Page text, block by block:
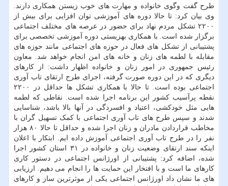
طرح گفت وگوی خانواده و مهارت های خوب زیستن همکاری دارند.
وی بیان کرد: تا حالا دوره های آموزشی توان افزایی برای بیش از
۲۲۰۰ تشکل مردم نهاد برای حضور در عرصه های مختلف اجتماعی
برگزار شده است. با همکاری بهزیستی دوره آموزشی تخصصی برای
پشتیبانی از تشکل های فعال در حوزه های اجتماعی مانند حوزه های
مقابله با لطمه های زنان و خانه های امن انجام خواهد شد. معاون
رئیس جمهوری در امور زنان و خانواده اظهار داشت: از کارهای
دیگری که در این دوره صورت گرفته، اجرای طرح ارتقای تاب آوری
اجتماعی بوده است. تا حالا با همکاری تشکل ها حداقل در ۲۲۰۰
نقطه پرآسیب کشور این برنامه اجرا شده است. نقاطی که لطمه
هایی مثل خودکشی، اعتیاد و افسردگی در آنها بالا باشد، شناسایی
شدند و سپس طرح های تاب آوری اجتماعی با کمک تسهیل گران با
مخاطب قراردادن مادران و زنان اجرا شده و حداقل تا حالا ۸۰ هزار
نفر را در طرح تاب آوری اجتماعی آموزش داده ایم. ابتکار با اعلان
اینکه سند ارتقای وضعیت زنان و خانواده در ۳۱ استان کشور اجرا
شده، اضافه کرد: پشتیبانی از اورژانس اجتماعی در دستور کاری
کارهای ما است و با افتخار این حمایت ها را انجام می دهیم. ارزیابی
های ما نشان داد اورژانس اجتماعی یکی از موثرترین ساز و کارهای